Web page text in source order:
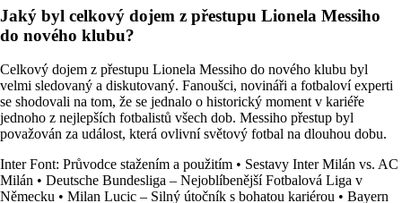
Jaký byl celkový dojem z přestupu Lionela Messiho
do nového klubu?
Celkový dojem z přestupu Lionela Messiho do nového klubu byl
velmi sledovaný a diskutovaný. Fanoušci, novináři a fotbaloví experti
se shodovali na tom, že se jednalo o historický moment v kariéře
jednoho z nejlepších fotbalistů všech dob. Messiho přestup byl
považován za událost, která ovlivní světový fotbal na dlouhou dobu.
Inter Font: Průvodce stažením a použitím • Sestavy Inter Milán vs. AC
Milán • Deutsche Bundesliga – Nejoblíbenější Fotbalová Liga v
Německu • Milan Lucic – Silný útočník s bohatou kariérou • Bayern